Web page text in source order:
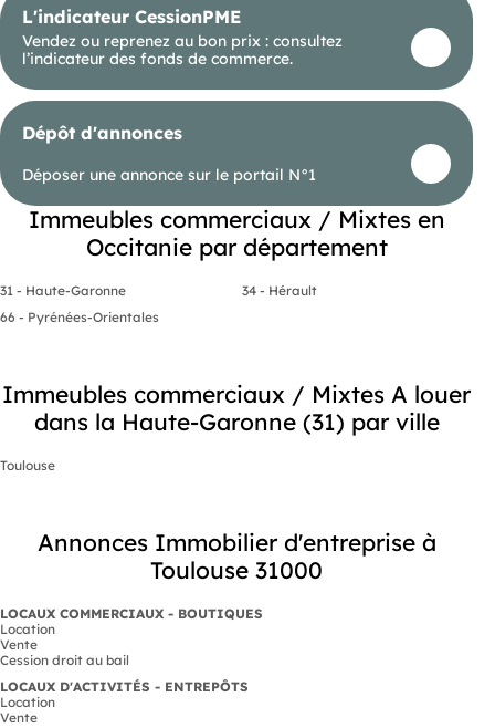
L'indicateur CessionPME
Vendez ou reprenez au bon prix : consultez
l’indicateur des fonds de commerce.
Dépôt d'annonces
Déposer une annonce sur le portail N°1
Immeubles commerciaux / Mixtes en
Occitanie par département
31 - Haute-Garonne
34 - Hérault
66 - Pyrénées-Orientales
Immeubles commerciaux / Mixtes A louer
dans la Haute-Garonne (31) par ville
Toulouse
Annonces Immobilier d'entreprise à
Toulouse 31000
LOCAUX COMMERCIAUX - BOUTIQUES
Location
Vente
Cession droit au bail
LOCAUX D'ACTIVITÉS - ENTREPÔTS
Location
Vente